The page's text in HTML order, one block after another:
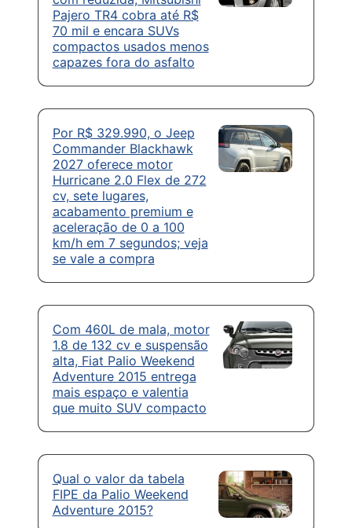
Pajero TR4 cobra até R$
70 mil e encara SUVs
compactos usados menos
capazes fora do asfalto
Por R$ 329.990, o Jeep
Commander Blackhawk
2027 oferece motor
Hurricane 2.0 Flex de 272
cv, sete lugares,
acabamento premium e
aceleração de 0 a 100
km/h em 7 segundos; veja
se vale a compra
Com 460L de mala, motor
1.8 de 132 cv e suspensão
alta, Fiat Palio Weekend
Adventure 2015 entrega
mais espaço e valentia
que muito SUV compacto
Qual o valor da tabela
FIPE da Palio Weekend
Adventure 2015?